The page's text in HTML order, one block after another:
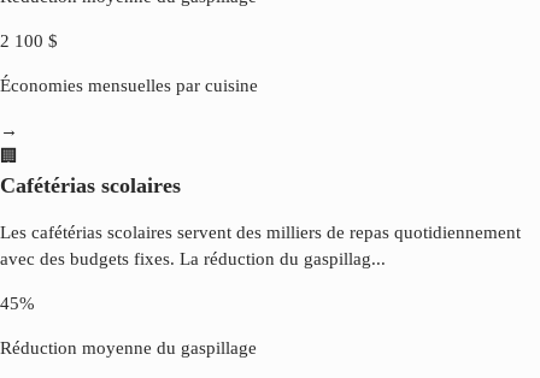
2 100 $
Économies mensuelles par cuisine
→
🏢
Cafétérias scolaires
Les cafétérias scolaires servent des milliers de repas quotidiennement
avec des budgets fixes. La réduction du gaspillag...
45%
Réduction moyenne du gaspillage